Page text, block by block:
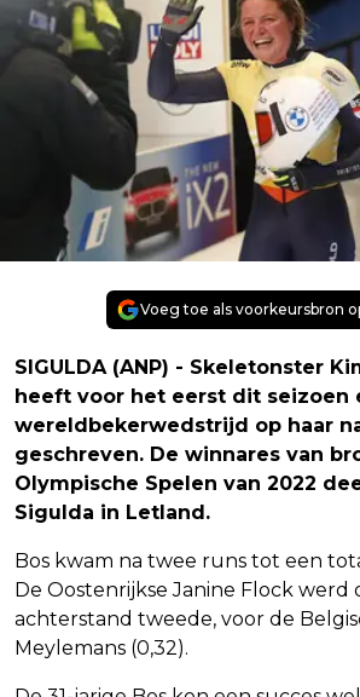
Voeg toe als voorkeursbron
SIGULDA (ANP) - Skeletonster
heeft voor het eerst dit seizoen
wereldbekerwedstrijd op haar
geschreven. De winnares van
Olympische Spelen van 2022
Sigulda in Letland.
Bos kwam na twee runs tot een
De Oostenrijkse Janine Flock werd
achterstand tweede, voor de
Meylemans (0,32).